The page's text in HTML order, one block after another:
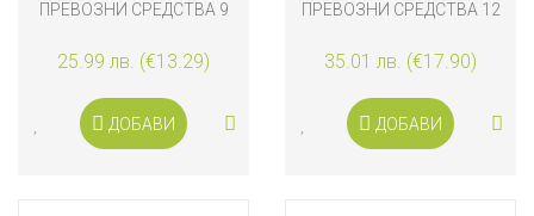
ПРЕВОЗНИ СРЕДСТВА 9
25.99 лв. (€13.29)
ДОБАВИ
ПРЕВОЗНИ СРЕДСТВА 12
35.01 лв. (€17.90)
ДОБАВИ